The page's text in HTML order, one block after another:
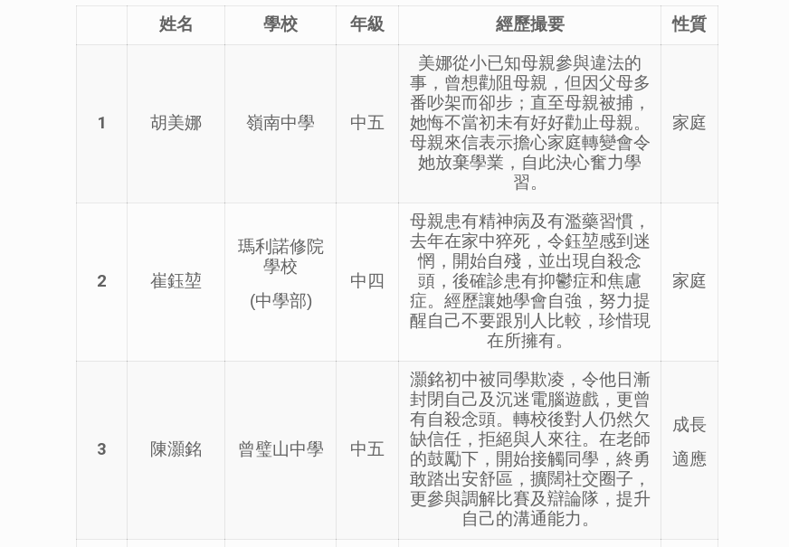
姓名 學校 年級 經歷撮要 性質
1 胡美娜 嶺南中學 中五
美娜從小已知母親參與違法的
事，曾想勸阻母親，但因父母多
番吵架而卻步；直至母親被捕，
她悔不當初未有好好勸止母親。
母親來信表示擔心家庭轉變會令
她放棄學業，自此決心奮力學
習。
家庭
2 崔鈺堃
瑪利諾修院
學校
(中學部)
中四
母親患有精神病及有濫藥習慣，
去年在家中猝死，令鈺堃感到迷
惘，開始自殘，並出現自殺念
頭，後確診患有抑鬱症和焦慮
症。經歷讓她學會自強，努力提
醒自己不要跟別人比較，珍惜現
在所擁有。
家庭
3 陳灝銘 曾璧山中學 中五
灝銘初中被同學欺凌，令他日漸
封閉自己及沉迷電腦遊戲，更曾
有自殺念頭。轉校後對人仍然欠
缺信任，拒絕與人來往。在老師
的鼓勵下，開始接觸同學，終勇
敢踏出安舒區，擴闊社交圈子，
更參與調解比賽及辯論隊，提升
自己的溝通能力。
成長
適應